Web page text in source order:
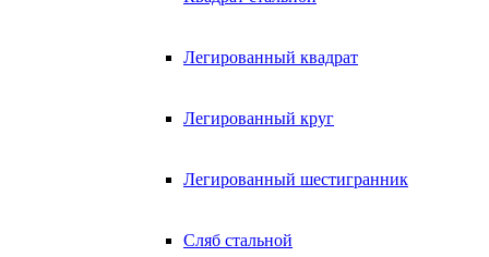
Легированный квадрат
Легированный круг
Легированный шестигранник
Сляб стальной